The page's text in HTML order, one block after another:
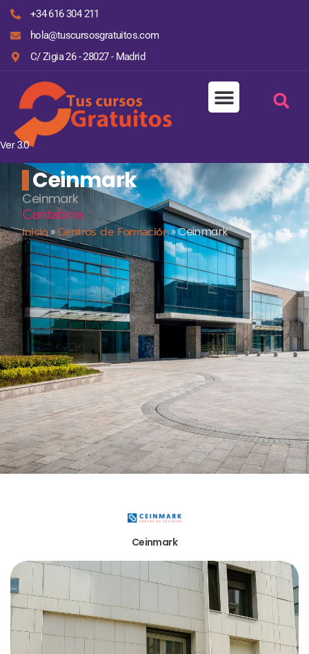
+34 616 304 211
hola@tuscursosgratuitos.com
C/ Zigia 26 - 28027 - Madrid
Ver 3.0
Ceinmark
Ceinmark
Cantabria
Inicio»Centros de Formación»Ceinmark
Ceinmark